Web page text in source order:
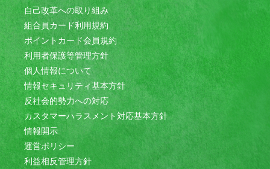
自己改革への取り組み
組合員カード利用規約
ポイントカード会員規約
利用者保護等管理方針
個人情報について
情報セキュリティ基本方針
反社会的勢力への対応
カスタマーハラスメント対応基本方針
情報開示
運営ポリシー
利益相反管理方針